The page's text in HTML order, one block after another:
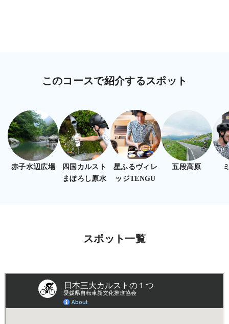
このコースで紹介するスポット
赤子水辺広場
四国カルスト
まぼろし原水
星ふるヴィレ
ッジTENGU
五段高原
スポット一覧